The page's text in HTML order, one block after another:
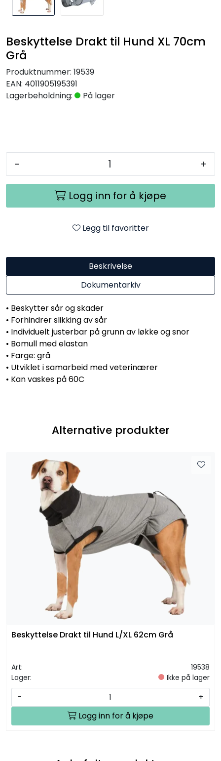
Beskyttelse Drakt til Hund XL 70cm
Grå
Produktnummer: 19539
EAN: 4011905195391
Lagerbeholdning:
På lager
- +
Logg inn for å kjøpe
Legg til favoritter
Beskrivelse
Dokumentarkiv
• Beskytter sår og skader
• Forhindrer slikking av sår
• Individuelt justerbar på grunn av løkke og snor
• Bomull med elastan
• Farge: grå
• Utviklet i samarbeid med veterinærer
• Kan vaskes på 60C
Alternative produkter
Beskyttelse Drakt til Hund L/XL 62cm Grå
Art:
19538
Lager:
Ikke på lager
-
+
Logg inn for å kjøpe